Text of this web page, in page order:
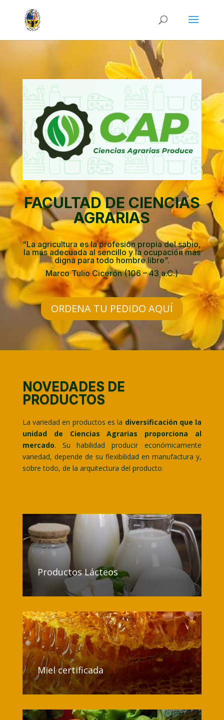
FACULTAD DE CIENCIAS
AGRARIAS
“La agricultura es la profesión propia del sabio,
la más adecuada al sencillo y la ocupación más
digna para todo hombre libre”.
Marco Tulio Cicerón (106 – 43 a.C.)
ORDENA TU PEDIDO AQUÍ
NOVEDADES DE
PRODUCTOS
La variedad en productos es la diversificación que la
unidad de Ciencias Agrarias proporciona al
mercado. Su habilidad producir económicamente
variedad, depende de su flexibilidad en manufactura y,
sobre todo, de la arquitectura del producto.
Productos Lácteos
Miel certificada